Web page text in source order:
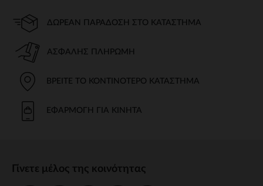
ΔΩΡΕΆΝ ΠΑΡΆΔΟΣΗ ΣΤΟ ΚΑΤΆΣΤΗΜΑ
ΑΣΦΑΛΉΣ ΠΛΗΡΩΜΉ
ΒΡΕΊΤΕ ΤΟ ΚΟΝΤΙΝΌΤΕΡΟ ΚΑΤΆΣΤΗΜΑ
ΕΦΑΡΜΟΓΉ ΓΙΑ ΚΙΝΗΤΆ
Γίνετε μέλος της κοινότητας